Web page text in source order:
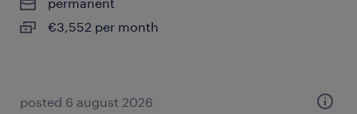
€3,552 per month
posted 6 august 2026